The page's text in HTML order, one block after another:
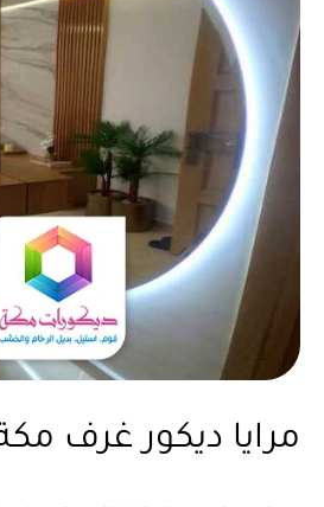
مرايا ديكور غرف